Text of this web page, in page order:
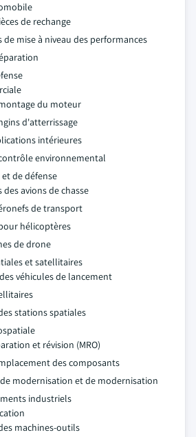
de rechange
de mise à niveau des performances
du moteur
d'atterrissage
intérieures
environnemental
de défense
avions de chasse
de transport
hélicoptères
de drone
et satellitaires
véhicules de lancement
stations spatiales
et révision (MRO)
des composants
modernisation et de modernisation
industriels
machines-outils